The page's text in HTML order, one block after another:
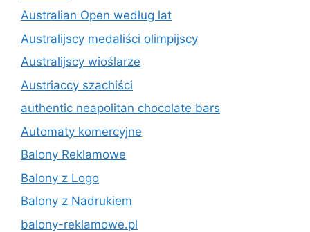
Australian Open według lat
Australijscy medaliści olimpijscy
Australijscy wioślarze
Austriaccy szachiści
authentic neapolitan chocolate bars
Automaty komercyjne
Balony Reklamowe
Balony z Logo
Balony z Nadrukiem
balony-reklamowe.pl